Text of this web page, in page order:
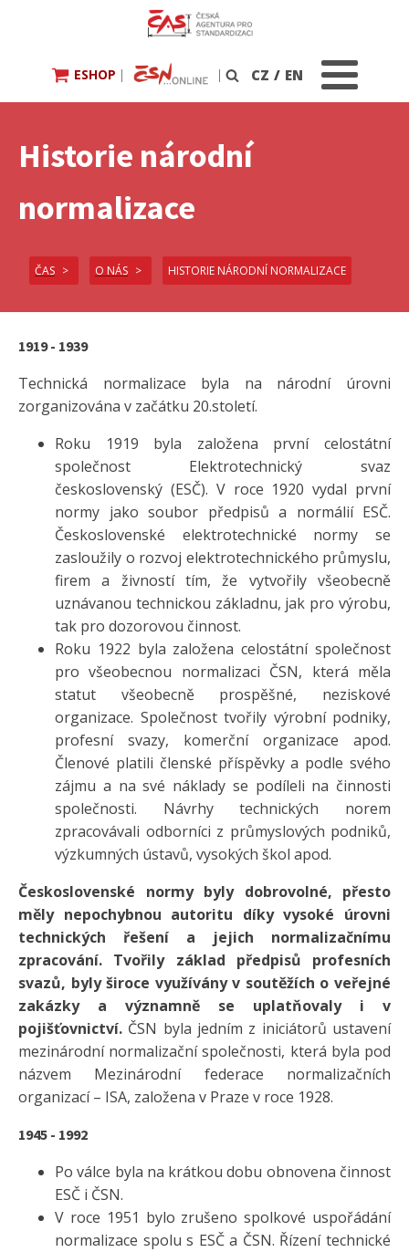
ESHOP | | Vyhledávání
CZ / EN
Historie národní
normalizace
ČAS O NÁS HISTORIE NÁRODNÍ NORMALIZACE
1919 - 1939
Technická normalizace byla na národní úrovni
zorganizována v začátku 20.století.
Roku 1919 byla založena první celostátní
společnost Elektrotechnický svaz
československý (ESČ). V roce 1920 vydal první
normy jako soubor předpisů a normálií ESČ.
Československé elektrotechnické normy se
zasloužily o rozvoj elektrotechnického průmyslu,
firem a živností tím, že vytvořily všeobecně
uznávanou technickou základnu, jak pro výrobu,
tak pro dozorovou činnost.
Roku 1922 byla založena celostátní společnost
pro všeobecnou normalizaci ČSN, která měla
statut všeobecně prospěšné, neziskové
organizace. Společnost tvořily výrobní podniky,
profesní svazy, komerční organizace apod.
Členové platili členské příspěvky a podle svého
zájmu a na své náklady se podíleli na činnosti
společnosti. Návrhy technických norem
zpracovávali odborníci z průmyslových podniků,
výzkumných ústavů, vysokých škol apod.
Československé normy byly dobrovolné, přesto
měly nepochybnou autoritu díky vysoké úrovni
technických řešení a jejich normalizačnímu
zpracování. Tvořily základ předpisů profesních
svazů, byly široce využívány v soutěžích o veřejné
zakázky a významně se uplatňovaly i v
pojišťovnictví. ČSN byla jedním z iniciátorů ustavení
mezinárodní normalizační společnosti, která byla pod
názvem Mezinárodní federace normalizačních
organizací – ISA, založena v Praze v roce 1928.
1945 - 1992
Po válce byla na krátkou dobu obnovena činnost
ESČ i ČSN.
V roce 1951 bylo zrušeno spolkové uspořádání
normalizace spolu s ESČ a ČSN. Řízení technické